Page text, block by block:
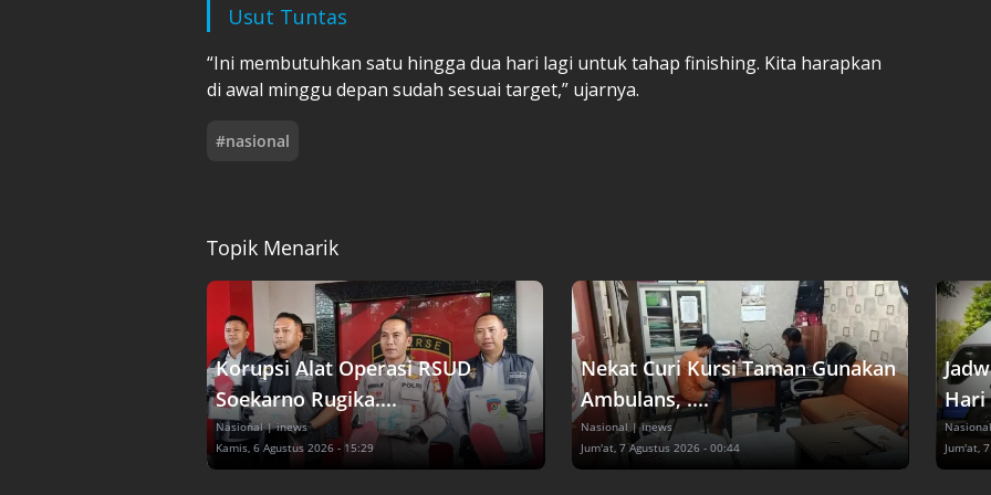
Usut Tuntas
“Ini membutuhkan satu hingga dua hari lagi untuk tahap finishing. Kita harapkan
di awal minggu depan sudah sesuai target,” ujarnya.
#nasional
Topik Menarik
Korupsi Alat Operasi RSUD
Soekarno Rugika....
Nasional | inews
Kamis, 6 Agustus 2026 - 15:29
Nekat Curi Kursi Taman Gunakan
Ambulans, ....
Nasional | inews
Jum'at, 7 Agustus 2026 - 00:44
Hari
Nasional
Jum'at,